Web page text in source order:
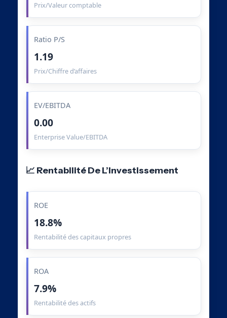
Prix/Valeur comptable
Ratio P/S
1.19
Prix/Chiffre d’affaires
EV/EBITDA
0.00
Enterprise Value/EBITDA
📈 Rentabilité De L’Investissement
ROE
18.8%
Rentabilité des capitaux propres
ROA
7.9%
Rentabilité des actifs